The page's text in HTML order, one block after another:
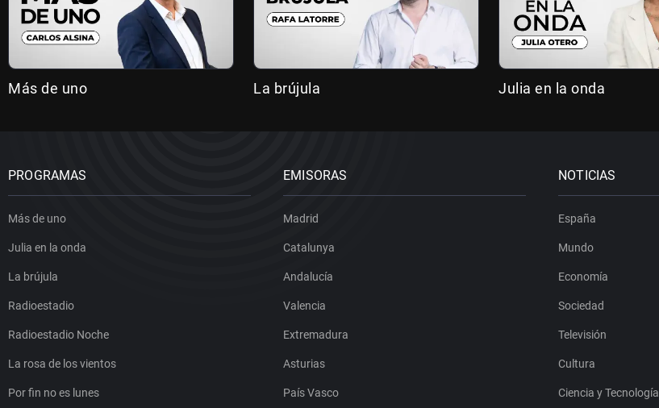
Más de uno La brújula Julia en la onda
PROGRAMAS
Más de uno
Julia en la onda
La brújula
Radioestadio
Radioestadio Noche
La rosa de los vientos
Por fin no es lunes
EMISORAS
Madrid
Catalunya
Andalucía
Valencia
Extremadura
Asturias
País Vasco
NOTICIAS
España
Mundo
Economía
Sociedad
Televisión
Cultura
Ciencia y Tecnología